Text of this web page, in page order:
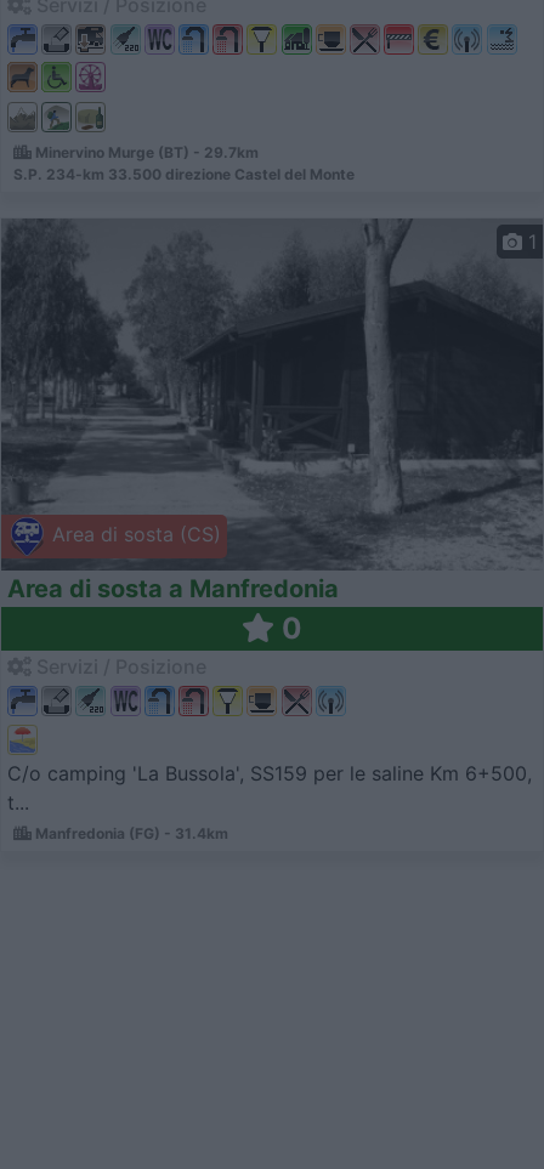
Minervino Murge (BT) - 29.7km
S.P. 234-km 33.500 direzione Castel del Monte
Area di sosta (CS)
1
Area di sosta a Manfredonia
0
C/o camping 'La Bussola', SS159 per le saline Km 6+500,
t...
Manfredonia (FG) - 31.4km